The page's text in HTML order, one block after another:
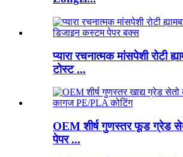
प्यारा रचनात्मक मांसपेशी रोटी
टोस्ट ...
OEM शीर्ष गुणस्तर फूड ग्रेड
पेपर ...